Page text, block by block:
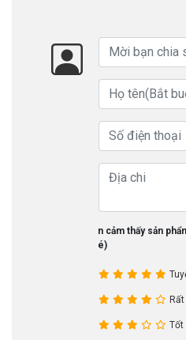
Bạn cảm thấy sản
nhé)
Tốt